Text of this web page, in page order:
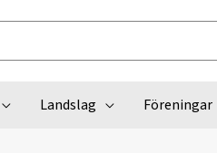
Landslag Föreningar